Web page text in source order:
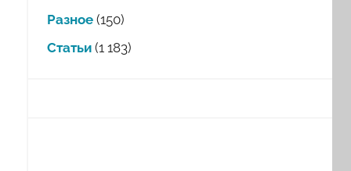
Разное(150)
Статьи(1 183)